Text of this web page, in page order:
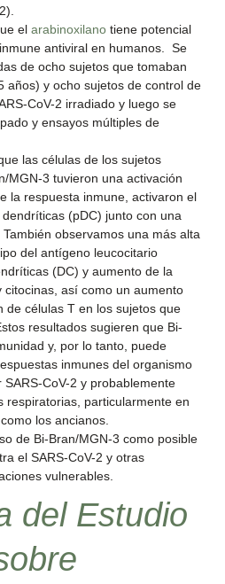
el arabinoxilano tiene potencial
antiviral en humanos. Se
de ocho sujetos que tomaban
años) y ocho sujetos de control de
CoV-2 irradiado y luego se
y ensayos múltiples de
las células de los sujetos
MGN-3 tuvieron una activación
la respuesta inmune, activaron el
(pDC) junto con una
observamos una más alta
del antígeno leucocitario
(DC) y aumento de la
citocinas, así como un aumento
de células T en los sujetos que
resultados sugieren que Bi-
y, por lo tanto, puede
inmunes del organismo
CoV-2 y probablemente
respiratorias, particularmente en
los ancianos.
de Bi-Bran/MGN-3 como posible
el SARS-CoV-2 y otras
vulnerables.
del Estudio